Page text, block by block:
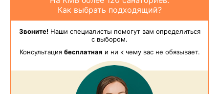
Как выбрать подходящий?
Звоните!Наши специалисты помогут вам определиться
с выбором.
Консультация бесплатная и ни к чему вас не обязывает.